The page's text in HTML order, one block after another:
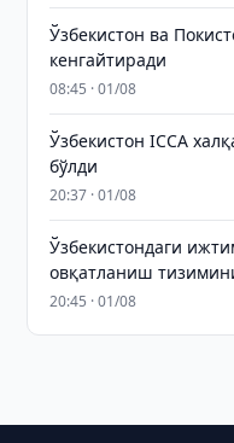
Ўзбекистон ва
кенгайтиради
08:45 · 01/08
Ўзбекистон ICCA
бўлди
20:37 · 01/08
Ўзбекистондаги
овқатланиш
20:45 · 01/08